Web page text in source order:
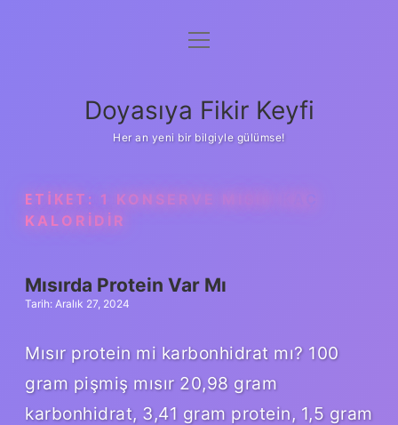
Anasayfa
Yasal Uyarı
menüyü
Doyasıya Fikir Keyfi
Her an yeni bir bilgiyle gülümse!
ETIKET: 1 KONSERVE MISIR KAÇ
KALORIDIR
Mısırda Protein Var Mı
Tarih: Aralık 27, 2024
Mısır protein mi karbonhidrat mı? 100
gram pişmiş mısır 20,98 gram
karbonhidrat, 3,41 gram protein, 1,5 gram